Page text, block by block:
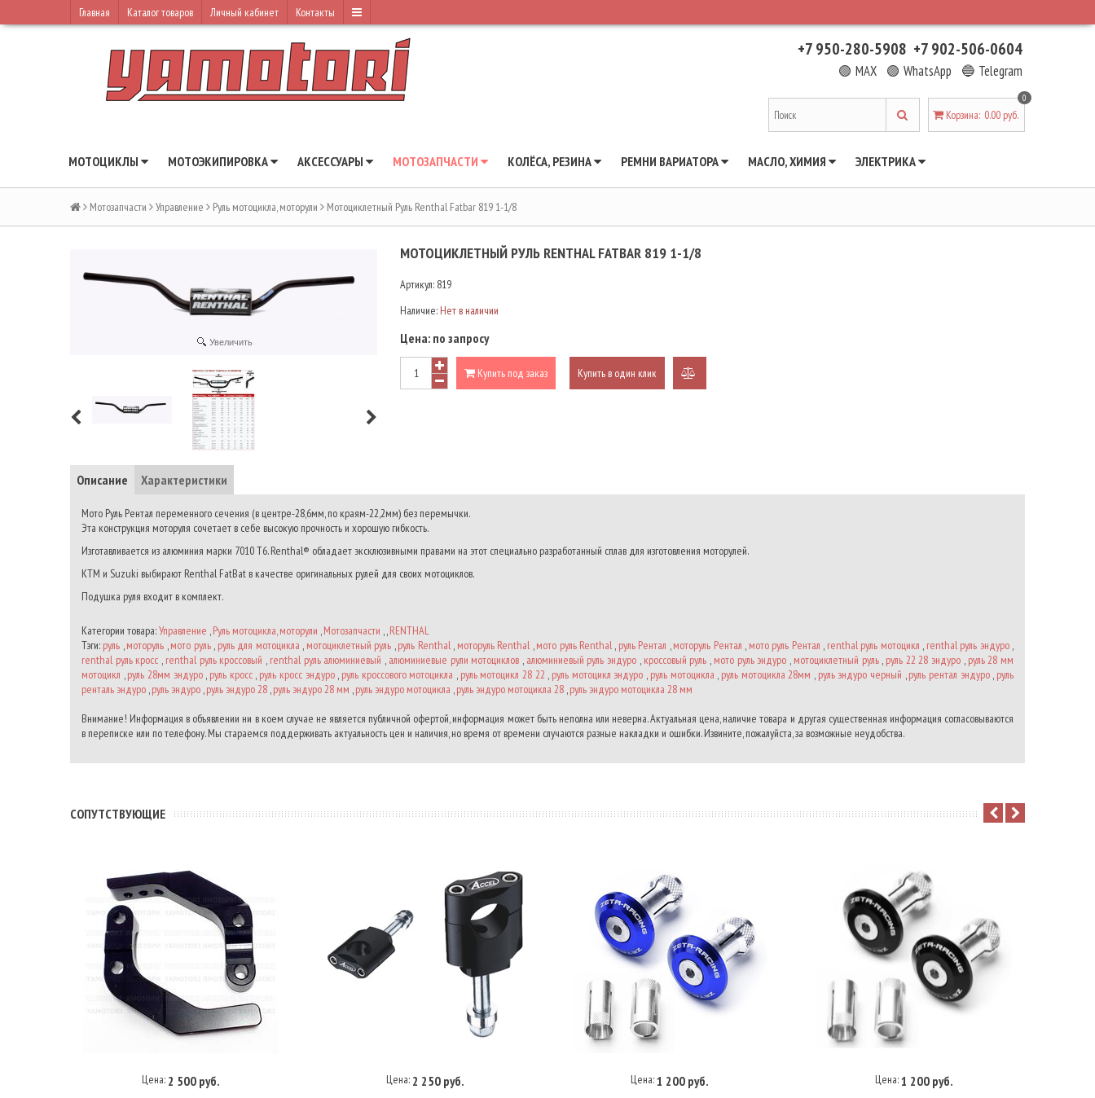
Главная Каталог товаров Личный кабинет Контакты
+7 950-280-5908 +7 902-506-0604
🟢 MAX 🟢 WhatsApp 🔵 Telegram
Корзина:
0
0.00 руб.
МОТОЦИКЛЫ МОТОЭКИПИРОВКА АКСЕССУАРЫ МОТОЗАПЧАСТИ КОЛЁСА, РЕЗИНА РЕМНИ ВАРИАТОРА МАСЛО, ХИМИЯ ЭЛЕКТРИКА
Мотозапчасти Управление Руль мотоцикла, моторули Мотоциклетный Руль Renthal Fatbar 819 1-1/8
Увеличить
МОТОЦИКЛЕТНЫЙ РУЛЬ RENTHAL FATBAR 819 1-1/8
Артикул: 819
Наличие: Нет в наличии
Цена: по запросу
Купить под заказ Купить в один клик
Описание Характеристики
Мото Руль Рентал переменного сечения (в центре-28,6мм, по краям-22,2мм) без перемычки.
Эта конструкция моторуля сочетает в себе высокую прочность и хорошую гибкость.
Изготавливается из алюминия марки 7010 T6. Renthal® обладает эксклюзивными правами на этот специально разработанный сплав для изготовления моторулей.
KTM и Suzuki выбирают Renthal FatBat в качестве оригинальных рулей для своих мотоциклов.
Подушка руля входит в комплект.
Категории товара:Управление Руль мотоцикла, моторули Мотозапчасти
RENTHAL
Тэги: руль моторуль мото руль, руль для мотоцикла мотоциклетный руль руль Renthal моторуль Renthal мото руль Renthal руль Рентал моторуль Рентал мото руль Рентал renthal руль мотоцикл renthal руль эндуро,
renthal руль кросс renthal руль кроссовый renthal руль алюминиевый алюминиевые рули мотоциклов алюминиевый руль эндуро кроссовый руль мото руль эндуро мотоциклетный руль, руль 22 28 эндуро руль 28 мм
мотоцикл руль 28мм эндуро, руль кросс, руль кросс эндуро, руль кроссового мотоцикла руль мотоцикл 28 22 руль мотоцикл эндуро руль мотоцикла руль мотоцикла 28мм руль эндуро черный руль рентал эндуро, руль
ренталь эндуро руль эндуро руль эндуро 28 руль эндуро 28 мм руль эндуро мотоцикла руль эндуро мотоцикла 28 руль эндуро мотоцикла 28 мм
Внимание! Информация в объявлении ни в коем случае не является публичной офертой, информация может быть неполна или неверна. Актуальная цена, наличие товара и другая существенная информация согласовываются
в переписке или по телефону. Мы стараемся поддерживать актуальность цен и наличия, но время от времени случаются разные накладки и ошибки. Извините, пожалуйста, за возможные неудобства.
CОПУТСТВУЮЩИЕ
В корзину
Цена: 2 500 руб.
В корзину
Цена: 2 250 руб.
В корзину
Цена:1 200 руб.
В корзину
Цена:1 200 руб.